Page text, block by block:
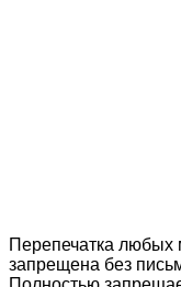
Перепечатка любых
запрещена без